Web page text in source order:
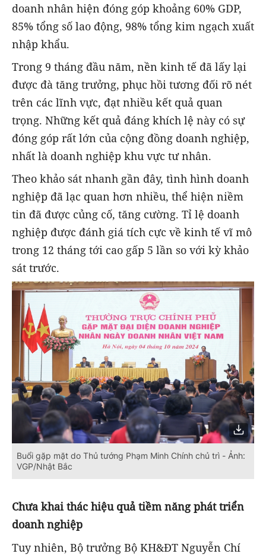
doanh nhân hiện đóng góp khoảng 60% GDP,
85% tổng số lao động, 98% tổng kim ngạch xuất
nhập khẩu.
Trong 9 tháng đầu năm, nền kinh tế đã lấy lại
được đà tăng trưởng, phục hồi tương đối rõ nét
trên các lĩnh vực, đạt nhiều kết quả quan
trọng. Những kết quả đáng khích lệ này có sự
đóng góp rất lớn của cộng đồng doanh nghiệp,
nhất là doanh nghiệp khu vực tư nhân.
Theo khảo sát nhanh gần đây, tình hình doanh
nghiệp đã lạc quan hơn nhiều, thể hiện niềm
tin đã được củng cố, tăng cường. Tỉ lệ doanh
nghiệp được đánh giá tích cực về kinh tế vĩ mô
trong 12 tháng tới cao gấp 5 lần so với kỳ khảo
sát trước.
Buổi gặp mặt do Thủ tướng Phạm Minh Chính chủ trì - Ảnh:
VGP/Nhật Bắc
Chưa khai thác hiệu quả tiềm năng phát triển
doanh nghiệp
Tuy nhiên, Bộ trưởng Bộ KH&ĐT Nguyễn Chí